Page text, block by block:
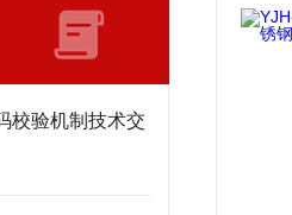
校验机制技术交